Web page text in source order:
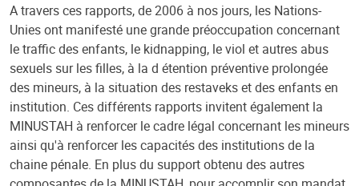
A travers ces rapports, de 2006 à nos jours, les Nations-
Unies ont manifesté une grande préoccupation concernant
le traffic des enfants, le kidnapping, le viol et autres abus
sexuels sur les filles, à la d étention préventive prolongée
des mineurs, à la situation des restaveks et des enfants en
institution. Ces différents rapports invitent également la
MINUSTAH à renforcer le cadre légal concernant les mineurs
ainsi qu'à renforcer les capacités des institutions de la
chaine pénale. En plus du support obtenu des autres